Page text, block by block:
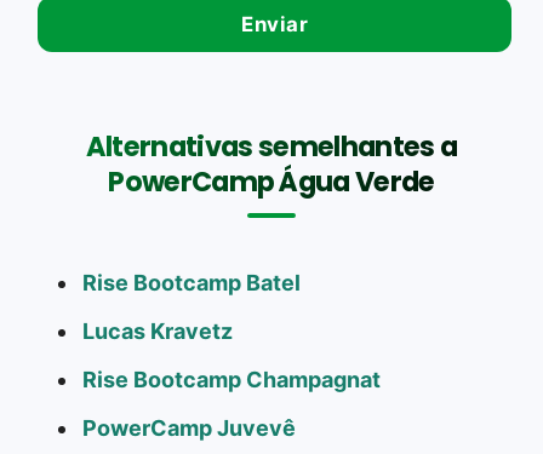
Alternativas semelhantes a
PowerCamp Água Verde
Rise Bootcamp Batel
Lucas Kravetz
Rise Bootcamp Champagnat
PowerCamp Juvevê